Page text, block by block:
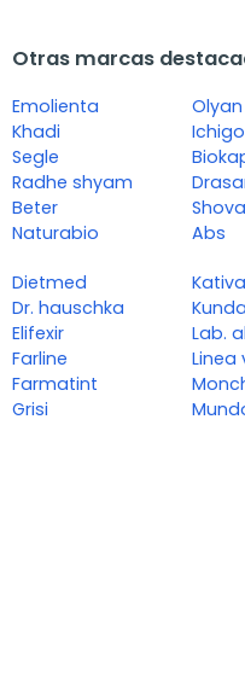
Otras marcas
Emolienta
Khadi
Segle
Radhe shyam
Beter
Naturabio
Olyan
Ichigo
Abs
Dietmed
Dr. hauschka
Elifexir
Farline
Farmatint
Grisi
Kativa
Kunda
Lab.
Linea